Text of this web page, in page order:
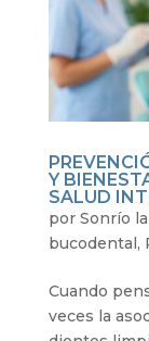
Y
SALUD
por Sonrío
bucodental,
Cuando
veces la